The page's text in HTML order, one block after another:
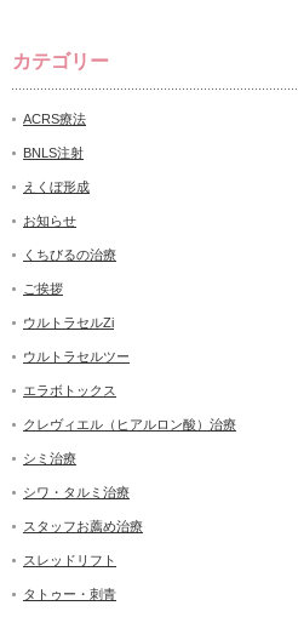
カテゴリー
ACRS療法
BNLS注射
えくぼ形成
お知らせ
くちびるの治療
ご挨拶
ウルトラセルZi
ウルトラセルツー
エラボトックス
クレヴィエル（ヒアルロン酸）治療
シミ治療
シワ・タルミ治療
スタッフお薦め治療
スレッドリフト
タトゥー・刺青